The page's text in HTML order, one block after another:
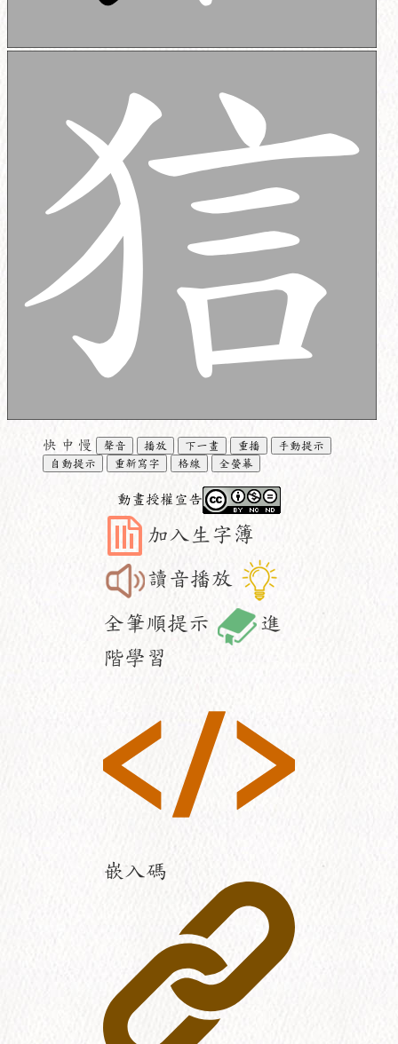
快 中 慢 聲音 播放 下一畫 重播
手動提示
自動提示
重新寫字 格線 全螢幕
動畫授權宣告
加入生字簿
讀音播放
全筆順提示
進
階學習
嵌入碼